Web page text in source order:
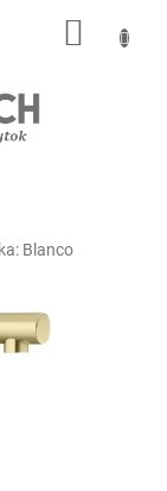
Blanco